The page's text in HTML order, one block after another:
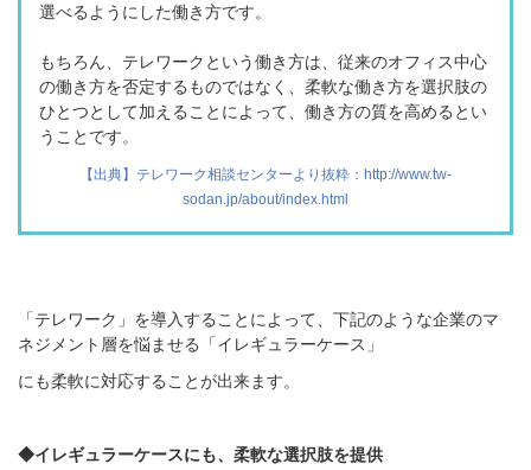
選べるようにした働き方です。
もちろん、テレワークという働き方は、従来のオフィス中心
の働き方を否定するものではなく、柔軟な働き方を選択肢の
ひとつとして加えることによって、働き方の質を高めるとい
うことです。
【出典】テレワーク相談センターより抜粋：http://www.tw-
sodan.jp/about/index.html
「テレワーク」を導入することによって、 下記のような企業のマ
ネジメント層を悩ませる「イレギュラーケース」
にも柔軟に対応することが出来ます。
◆イレギュラーケースにも、柔軟な選択肢を提供